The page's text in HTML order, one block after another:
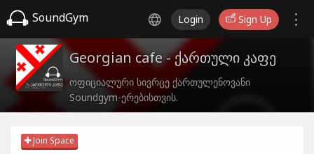
SoundGym Login Sign Up
Georgian cafe - ქართული კაფე
ოფიციალური სივრცე ქართულენოვანი
Soundgym-ერებისთვის.
Join Space